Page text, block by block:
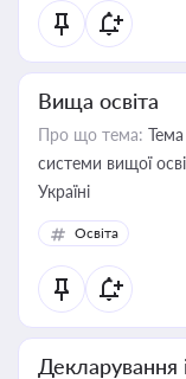
Вища освіта
Про що тема:
системи вищої
Україні
Освіта
Декларування